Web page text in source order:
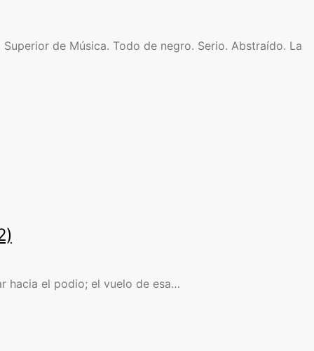
de Música. Todo de negro. Serio. Abstraído. La
hacia el podio; el vuelo de esa…